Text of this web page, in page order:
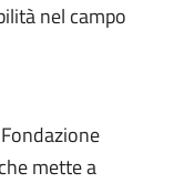
nel campo
mette a